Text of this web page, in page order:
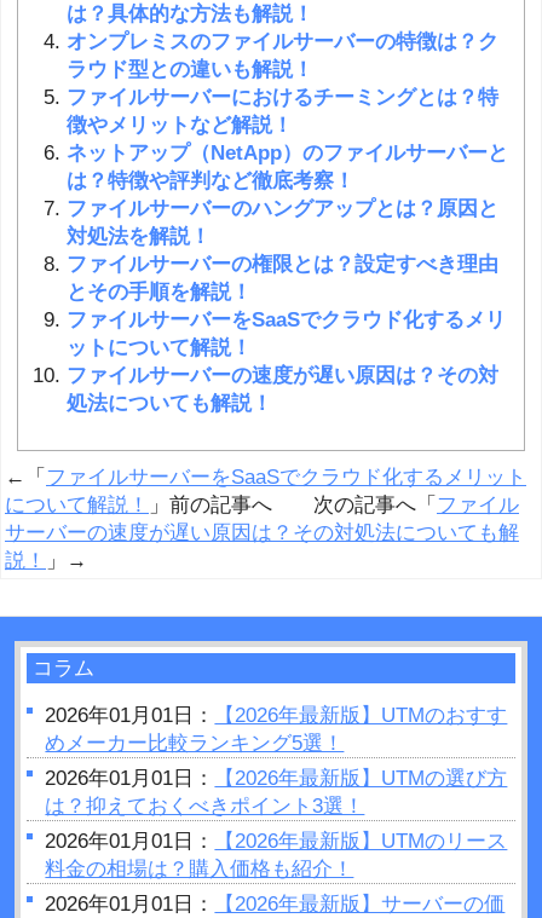
は？具体的な方法も解説！
オンプレミスのファイルサーバーの特徴は？ク
ラウド型との違いも解説！
ファイルサーバーにおけるチーミングとは？特
徴やメリットなど解説！
ネットアップ（NetApp）のファイルサーバーと
は？特徴や評判など徹底考察！
ファイルサーバーのハングアップとは？原因と
対処法を解説！
ファイルサーバーの権限とは？設定すべき理由
とその手順を解説！
ファイルサーバーをSaaSでクラウド化するメリ
ットについて解説！
ファイルサーバーの速度が遅い原因は？その対
処法についても解説！
←「 ファイルサーバーをSaaSでクラウド化するメリット
について解説！
」前の記事へ 次の記事へ「 ファイル
サーバーの速度が遅い原因は？その対処法についても解
説！
」→
コラム
2026年01月01日：
【2026年最新版】UTMのおすす
めメーカー比較ランキング5選！
2026年01月01日：
【2026年最新版】UTMの選び方
は？抑えておくべきポイント3選！
2026年01月01日：
【2026年最新版】UTMのリース
料金の相場は？購入価格も紹介！
2026年01月01日：
【2026年最新版】サーバーの価